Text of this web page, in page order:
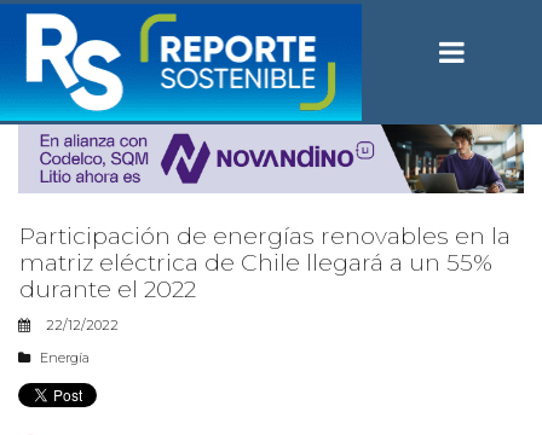
Participación de energías renovables en la
matriz eléctrica de Chile llegará a un 55%
durante el 2022
22/12/2022
Energía